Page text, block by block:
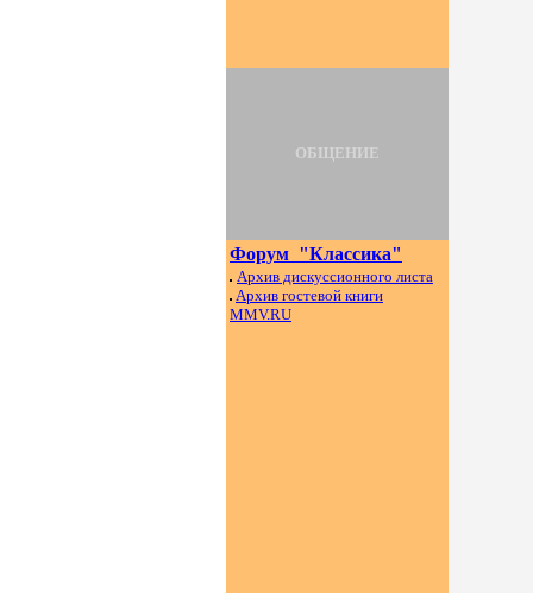
ОБЩЕНИЕ
Форум "Классика"
Архив дискуссионного листа
Архив гостевой книги
ММV.RU